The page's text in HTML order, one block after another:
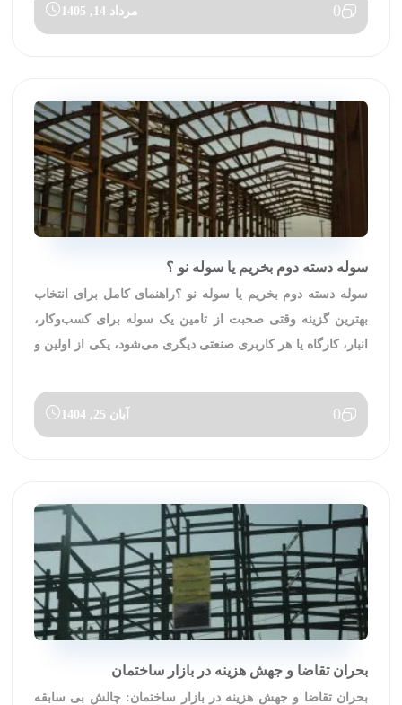
است. یکی از مهم‌ترین […]
0 مرداد 14, 1405
سوله دسته دوم بخریم یا سوله نو ؟
سوله دسته دوم بخریم یا سوله نو ؟راهنمای کامل برای انتخاب
بهترین گزینه وقتی صحبت از تامین یک سوله برای کسب‌وکار،
انبار، کارگاه یا هر کاربری صنعتی دیگری می‌شود، یکی از اولین و
می‌شود این است: سوله دست‌ دوم بخریم یا سوله نو؟ این
تصمیم، تاثیر […]
0 آبان 25, 1404
بحران تقاضا و جهش هزینه در بازار ساختمان
بحران تقاضا و جهش هزینه در بازار ساختمان: چالش بی سابقه